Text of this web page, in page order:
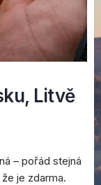
Litvě
– pořád stejná
je zdarma.